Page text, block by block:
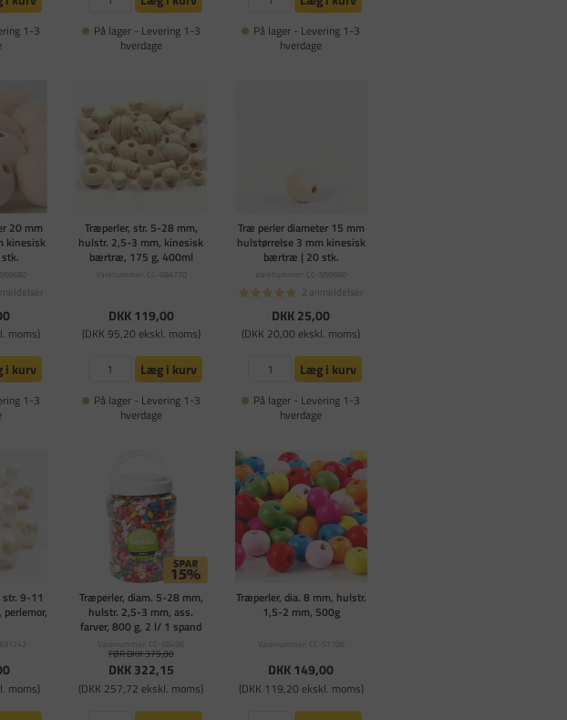
1-3
På lager - Levering 1-3
hverdage
På lager - Levering 1-3
hverdage
20 mm
kinesisk
moms)
i kurv
1-3
Træperler, str. 5-28 mm,
hulstr. 2,5-3 mm, kinesisk
bærtræ, 175 g, 400ml
Varenummer: CC-684770
DKK 119,00
(DKK 95,20 ekskl. moms)
Læg i kurv
På lager - Levering 1-3
hverdage
Træ perler diameter 15 mm
hulstørrelse 3 mm kinesisk
bærtræ | 20 stk.
Varenummer: CC-566660
2 anmeldelser
DKK 25,00
(DKK 20,00 ekskl. moms)
Læg i kurv
På lager - Levering 1-3
hverdage
str. 9-11
moms)
Træperler, diam. 5-28 mm,
hulstr. 2,5-3 mm, ass.
farver, 800 g, 2 l/ 1 spand
Varenummer: CC-68496
FØR DKK 379,00
DKK 322,15
(DKK 257,72 ekskl. moms)
Træperler, dia. 8 mm, hulstr.
1,5-2 mm, 500g
Varenummer: CC-57106
DKK 149,00
(DKK 119,20 ekskl. moms)